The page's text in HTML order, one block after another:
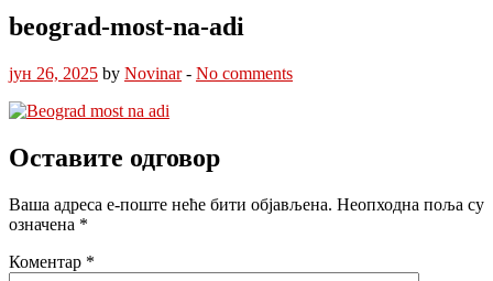
beograd-most-na-adi
јун 26, 2025 by Novinar- No comments
Оставите одговор
Ваша адреса е-поште неће бити објављена. Неопходна поља су
означена *
Коментар *